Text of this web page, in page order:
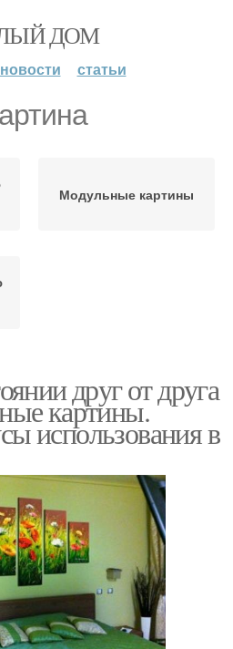
ДОМ
новости статьи
Модульные картины
друг от друга
картины.
использования в